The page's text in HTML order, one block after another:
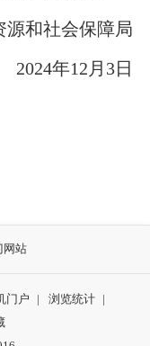
和社会保障局
年12月3日
网站
门户 | 浏览统计 |